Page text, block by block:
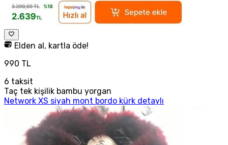
Elden al, kartla öde!
990 TL
6 taksit
Taç tek kişilik bambu yorgan
Network XS siyah mont bordo kürk detaylı